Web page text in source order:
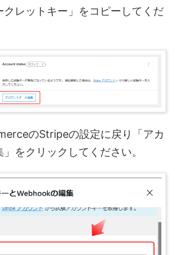
クレットキー」をコピーしてくだ
のStripeの設定に戻り「アカ
をクリックしてください。